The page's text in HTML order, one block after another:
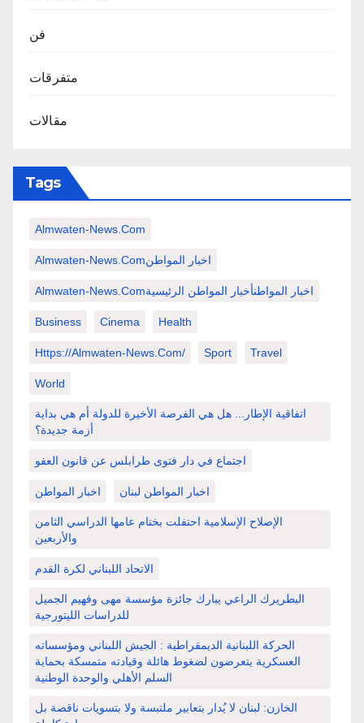
فن
متفرقات
مقالات
Tags
Almwaten-News.com
Almwaten-News.comاخبار المواطن
Almwaten-News.comاخبار المواطنأخبار المواطن الرئيسية
Business Cinema Health
Https://almwaten-News.com/ Sport Travel
World
اتفاقية الإطار... هل هي الفرصة الأخيرة للدولة أم هي بداية
أزمة جديدة؟
اجتماع في دار فتوى طرابلس عن قانون العفو
اخبار المواطن اخبار المواطن لبنان
الإصلاح الإسلامية احتفلت بختام عامها الدراسي الثامن
والأربعين
الاتحاد اللبناني لكرة القدم
البطريرك الراعي يبارك جائزة مؤسسة مهى وفهيم الجميل
للدراسات الليتورجية
الحركة اللبنانية الديمقراطية : الجيش اللبناني ومؤسساته
العسكرية يتعرضون لضغوط هائلة وقيادته متمسكة بحماية
السلم الأهلي والوحدة الوطنية
الخازن: لبنان لا يُدار بتعابير ملتبسة ولا بتسويات ناقصة بل